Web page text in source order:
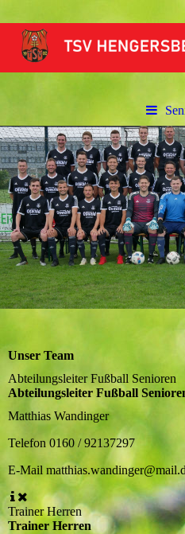
Unser Team
Abteilungsleiter Fußball Senioren
Abteilungsleiter Fußball
Matthias Wandinger
Telefon 0160 / 92137297
E-Mail
Trainer Herren
Trainer Herren